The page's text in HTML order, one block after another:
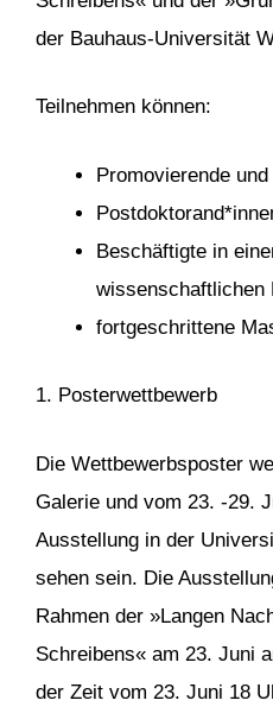
der Bauhaus-Universität
Teilnehmen können:
Promovierende und
Beschäftigte in
wissenschaftlichen
fortgeschrittene
1. Posterwettbewerb
Die Wettbewerbsposter
Galerie und vom 23. -29.
Ausstellung in der
sehen sein. Die
Rahmen der »Langen
Schreibens« am 23. Juni
der Zeit vom 23. Juni 18